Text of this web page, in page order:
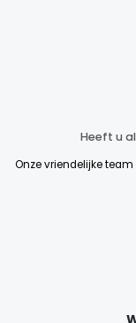
Heeft u
Onze vriendelijke